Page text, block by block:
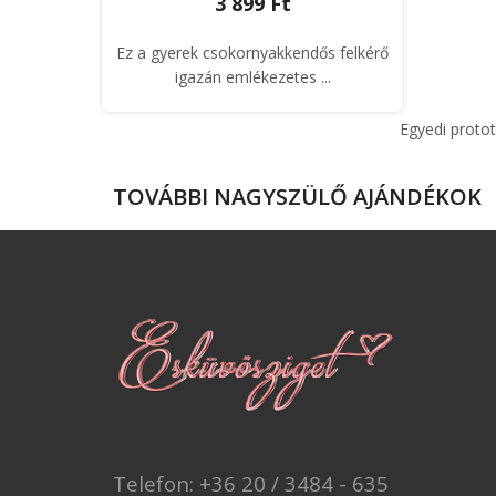
Ez a gyerek csokornyakkendős felkérő
igazán emlékezetes ...
Egyedi
TOVÁBBI NAGYSZÜLŐ AJÁNDÉKOK
Telefon: +36 20 / 3484 - 635